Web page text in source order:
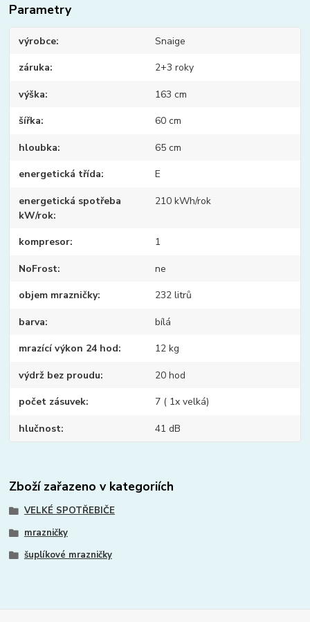
Parametry
výrobce Snaige
záruka 2+3 roky
výška 163 cm
šířka 60 cm
hloubka 65 cm
energetická třída E
energetická spotřeba
kW/rok
210 kWh/rok
kompresor 1
NoFrost ne
objem mrazničky 232 litrů
barva bílá
mrazící výkon 24 hod 12 kg
výdrž bez proudu 20 hod
počet zásuvek 7 ( 1x velká)
hlučnost 41 dB
Zboží zařazeno v kategoriích
VELKÉ SPOTŘEBIČE
mrazničky
šuplíkové mrazničky